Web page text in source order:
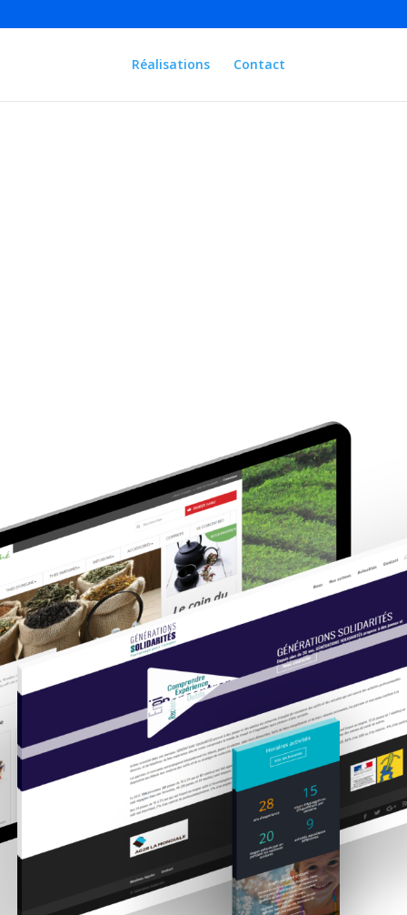
Réalisations Contact